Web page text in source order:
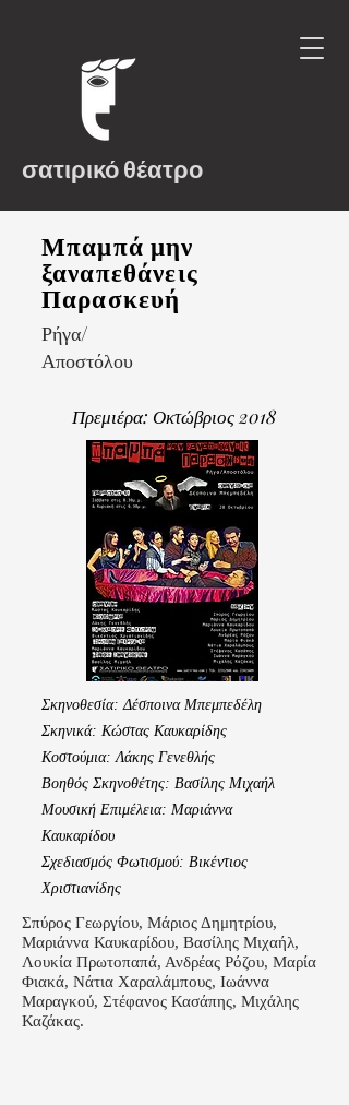
σατιρικό θέατρο
Μπαμπά μην
ξαναπεθάνεις
Παρασκευή
Ρήγα/
Αποστόλου
Πρεμιέρα: Οκτώβριος 2018
Σκηνοθεσία: Δέσποινα Μπεμπεδέλη
Σκηνικά: Κώστας Καυκαρίδης
Κοστούμια: Λάκης Γενεθλής
Βοηθός Σκηνοθέτης: Βασίλης Μιχαήλ
Μουσική Επιμέλεια: Μαριάννα
Καυκαρίδου
Σχεδιασμός Φωτισμού: Βικέντιος
Χριστιανίδης
Σπύρος Γεωργίου, Μάριος Δημητρίου,
Μαριάννα Καυκαρίδου, Βασίλης Μιχαήλ,
Λουκία Πρωτοπαπά, Ανδρέας Ρόζου, Μαρία
Φιακά, Νάτια Χαραλάμπους, Ιωάννα
Μαραγκού, Στέφανος Κασάπης, Μιχάλης
Καζάκας.